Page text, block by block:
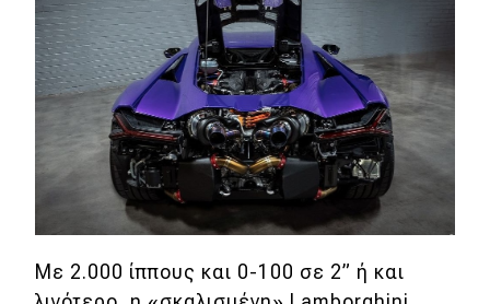
Με 2.000 ίππους και 0-100 σε 2” ή και